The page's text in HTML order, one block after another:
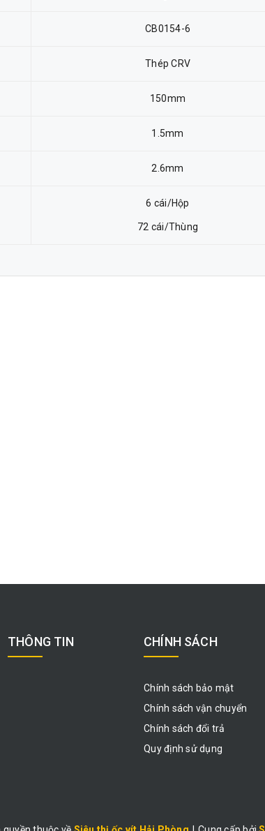
CB0154-6
Thép CRV
150mm
1.5mm
2.6mm
6 cái/Hộp
72 cái/Thùng
THÔNG TIN CHÍNH SÁCH
Chính sách bảo mật
Chính sách vận chuyển
Chính sách đổi trả
Quy định sử dụng